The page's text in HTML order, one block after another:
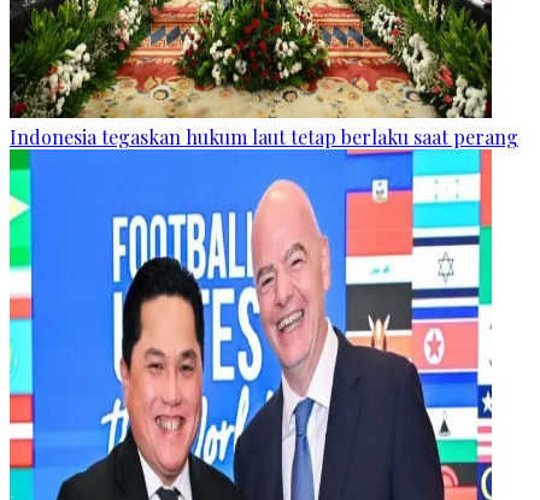
Indonesia tegaskan hukum laut tetap berlaku saat perang